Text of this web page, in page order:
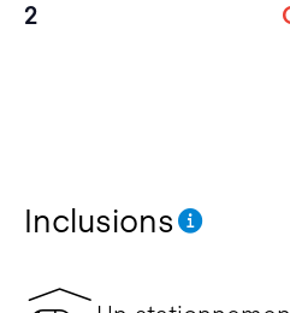
Inclusions
2